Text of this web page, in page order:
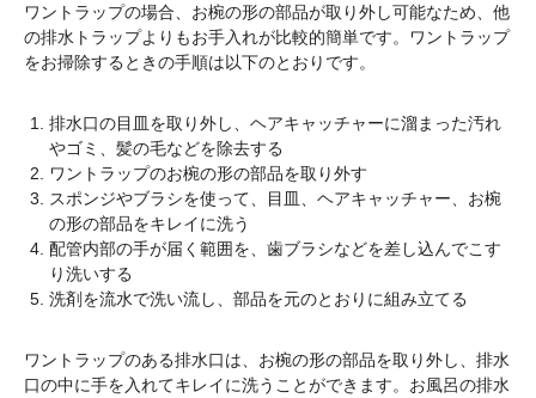
ワントラップの場合、お椀の形の部品が取り外し可能なため、他
の排水トラップよりもお手入れが比較的簡単です。ワントラップ
をお掃除するときの手順は以下のとおりです。
排水口の目皿を取り外し、ヘアキャッチャーに溜まった汚れ
やゴミ、髪の毛などを除去する
ワントラップのお椀の形の部品を取り外す
スポンジやブラシを使って、目皿、ヘアキャッチャー、お椀
の形の部品をキレイに洗う
配管内部の手が届く範囲を、歯ブラシなどを差し込んでこす
り洗いする
洗剤を流水で洗い流し、部品を元のとおりに組み立てる
ワントラップのある排水口は、お椀の形の部品を取り外し、排水
口の中に手を入れてキレイに洗うことができます。お風呂の排水